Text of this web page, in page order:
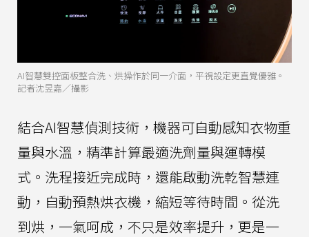
AI智慧雙控面板整合洗、烘操作於同一介面，平視設定更直覺優雅。
記者沈昱嘉／攝影
結合AI智慧偵測技術，機器可自動感知衣物重
量與水溫，精準計算最適洗劑量與運轉模
式。洗程接近完成時，還能啟動洗乾智慧連
動，自動預熱烘衣機，縮短等待時間。從洗
到烘，一氣呵成，不只是效率提升，更是一